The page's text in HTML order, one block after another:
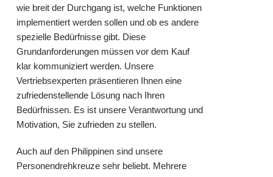
wie breit der Durchgang ist, welche Funktionen
implementiert werden sollen und ob es andere
spezielle Bedürfnisse gibt. Diese
Grundanforderungen müssen vor dem Kauf
klar kommuniziert werden. Unsere
Vertriebsexperten präsentieren Ihnen eine
zufriedenstellende Lösung nach Ihren
Bedürfnissen. Es ist unsere Verantwortung und
Motivation, Sie zufrieden zu stellen.
Auch auf den Philippinen sind unsere
Personendrehkreuze sehr beliebt. Mehrere